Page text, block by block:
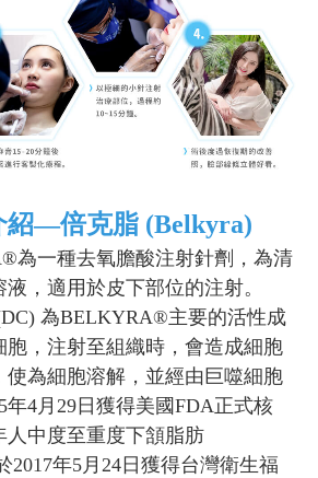
紹—倍克脂 (Belkyra)
為一種去氧膽酸注射針劑，為清
，適用於皮下部位的注射。
為BELKYRA®主要的活性成
胞，注射至組織時，會造成細胞
使為細胞溶解，並經由巨噬細胞
年4月29日獲得美國FDA正式核
人中度至重度下頷脂肪
2017年5月24日獲得台灣衛生福